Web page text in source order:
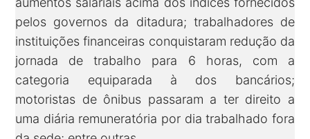
pelos governos da ditadura; trabalhadores de
instituições financeiras conquistaram redução da
jornada de trabalho para 6 horas, com a
categoria equiparada à dos bancários;
motoristas de ônibus passaram a ter direito a
uma diária remuneratória por dia trabalhado fora